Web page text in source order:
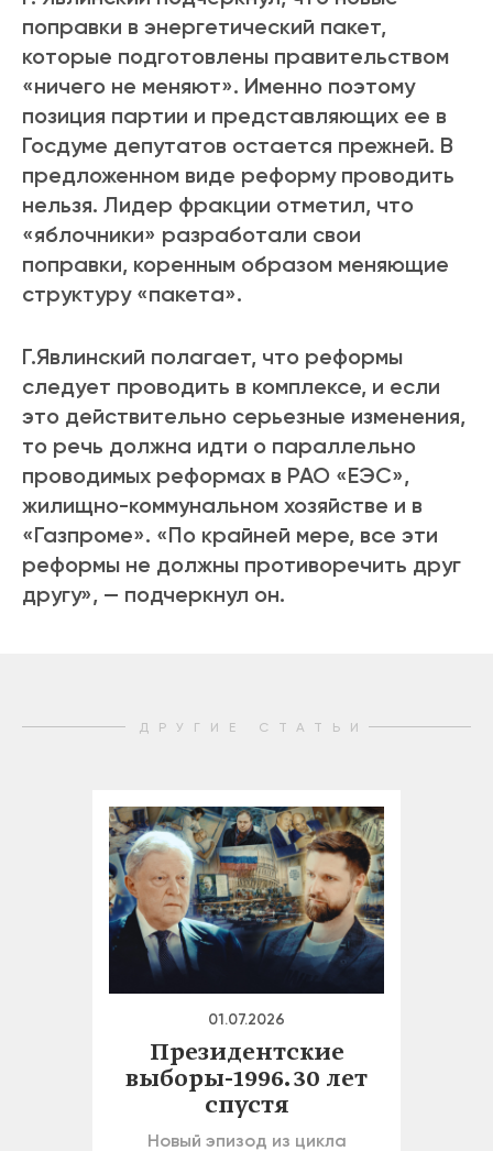
поправки в энергетический пакет,
которые подготовлены правительством
«ничего не меняют». Именно поэтому
позиция партии и представляющих ее в
Госдуме депутатов остается прежней. В
предложенном виде реформу проводить
нельзя. Лидер фракции отметил, что
«яблочники» разработали свои
поправки, коренным образом меняющие
структуру «пакета».
Г.Явлинский полагает, что реформы
следует проводить в комплексе, и если
это действительно серьезные изменения,
то речь должна идти о параллельно
проводимых реформах в РАО «ЕЭС»,
жилищно-коммунальном хозяйстве и в
«Газпроме». «По крайней мере, все эти
реформы не должны противоречить друг
другу», — подчеркнул он.
ДРУГИЕ СТАТЬИ
01.07.2026
Президентские
выборы-1996. 30 лет
спустя
Новый эпизод из цикла